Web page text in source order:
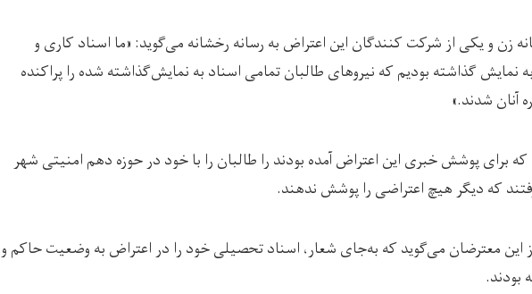
زن و یکی از شرکت کنندگان این اعتراض به رسانه رخشانه می‌گوید: «ما اسناد کاری و
نمایش گذاشته بودیم که نیروهای طالبان تمامی اسناد به نمایش‌گذاشته شده را پراکنده
آنان شدند.»
برای پوشش خبری این اعتراض آمده بودند را طالبان را با خود در حوزه دهم امنیتی شهر
که دیگر هیچ اعتراضی را پوشش ندهند.
این معترضان می‌گوید که به‌جای شعار، اسناد تحصیلی خود را در اعتراض به وضعیت حاکم و
بودند.